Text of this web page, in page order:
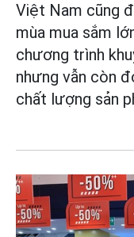
Việt Nam cũng
mùa mua sắm
chương trình
nhưng vẫn còn
chất lượng sản